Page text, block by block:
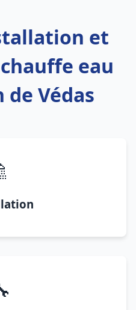
et
eau
de Védas